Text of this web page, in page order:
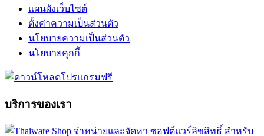
แผนผังเว็บไซต์
ตั้งค่าความเป็นส่วนตัว
นโยบายความเป็นส่วนตัว
นโยบายคุกกี้
บริการของเรา